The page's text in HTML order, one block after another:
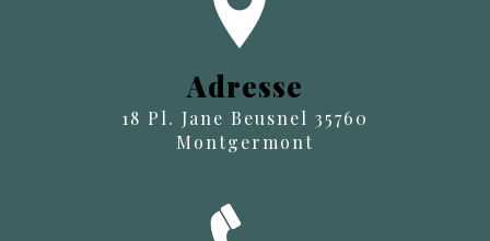
Adresse
18 Pl. Jane Beusnel 35760
Montgermont